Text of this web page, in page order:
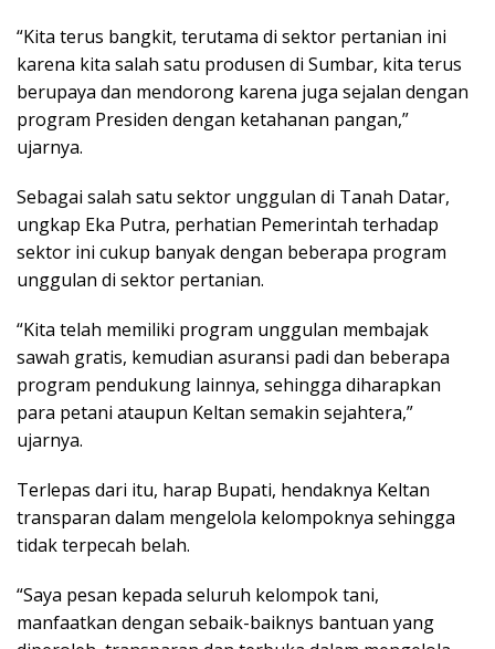
“Kita terus bangkit, terutama di sektor pertanian ini
karena kita salah satu produsen di Sumbar, kita terus
berupaya dan mendorong karena juga sejalan dengan
program Presiden dengan ketahanan pangan,”
ujarnya.
Sebagai salah satu sektor unggulan di Tanah Datar,
ungkap Eka Putra, perhatian Pemerintah terhadap
sektor ini cukup banyak dengan beberapa program
unggulan di sektor pertanian.
“Kita telah memiliki program unggulan membajak
sawah gratis, kemudian asuransi padi dan beberapa
program pendukung lainnya, sehingga diharapkan
para petani ataupun Keltan semakin sejahtera,”
ujarnya.
Terlepas dari itu, harap Bupati, hendaknya Keltan
transparan dalam mengelola kelompoknya sehingga
tidak terpecah belah.
“Saya pesan kepada seluruh kelompok tani,
manfaatkan dengan sebaik-baiknys bantuan yang